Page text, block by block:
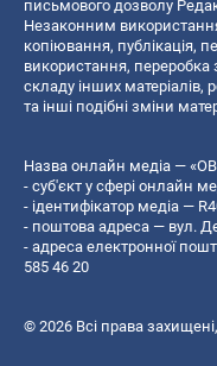
письмового дозволу
Незаконним
копiювання, публiкацiя,
використання,
складу інших
та інші подібні зміни
Назва онлайн медіа —
- суб'єкт у сфері онлайн
- ідентифікатор медіа —
- поштова адреса — вул.
- адреса електронної
585 46 20
© 2026 Всі права